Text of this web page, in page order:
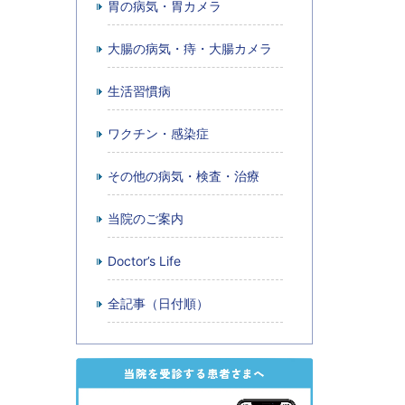
胃の病気・胃カメラ
大腸の病気・痔・大腸カメラ
生活習慣病
ワクチン・感染症
その他の病気・検査・治療
当院のご案内
Doctor’s Life
全記事（日付順）